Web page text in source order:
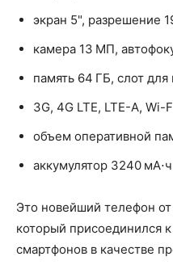
экран 5", разрешение
камера 13 МП,
память 64 ГБ, слот для
3G, 4G LTE, LTE-A, Wi-
объем оперативной
аккумулятор 3240 мА⋅ч
Это новейший телефон
который присоединился
смартфонов в качестве